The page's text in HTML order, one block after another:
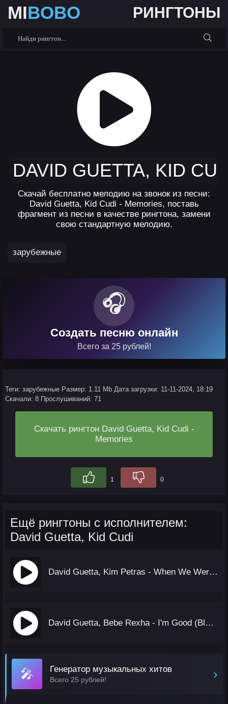
MIBOBO РИНГТОНЫ
DAVID GUETTA, KID
Скачай бесплатно мелодию на звонок из песни:
David Guetta, Kid Cudi - Memories, поставь
фрагмент из песни в качестве рингтона, замени
свою стандартную мелодию.
зарубежные
🎧
Создать песню онлайн
Всего за 25 рублей!
Теги: зарубежные Размер: 1.11 Mb Дата загрузки: 11-11-2024, 18:19
Скачали: 8 Прослушиваний: 71
Скачать рингтон David Guetta, Kid Cudi -
Memories
1 0
Ещё рингтоны с исполнителем:
David Guetta, Kid Cudi
David Guetta, Kim Petras - When We Were Young (The Logical Song)
David Guetta, Bebe Rexha - I'm Good (Blue) (Extended Mix)
🎤 Генератор музыкальных хитов
Всего 25 рублей! ›